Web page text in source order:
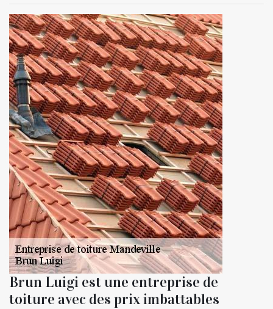
Brun Luigi est une entreprise de
toiture avec des prix imbattables